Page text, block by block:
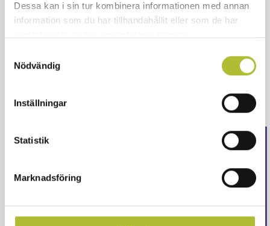
Dessa kan i sin tur kombinera informationen med annan
information som du har tillhandahållit eller som de har
Nödvändig
Inställningar
Statistik
Marknadsföring
Detta innehåll är endast
för våra medlemmar
Logga in för att fortsätta läsa. Inte medlem än?